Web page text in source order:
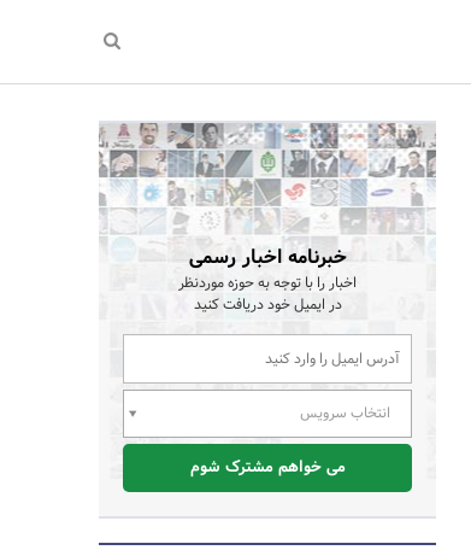
خبرنامه اخبار رسمی
اخبار را با توجه به حوزه موردنظر
در ایمیل خود دریافت کنید
انتخاب سرویس
می خواهم مشترک شوم